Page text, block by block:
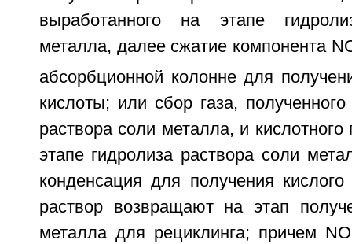
выработанного на этапе
металла, далее сжатие компонента
абсорбционной колонне для
кислоты; или сбор газа,
раствора соли металла, и кислотного
этапе гидролиза раствора соли
конденсация для получения
раствор возвращают на этап
металла для рециклинга; причем NO